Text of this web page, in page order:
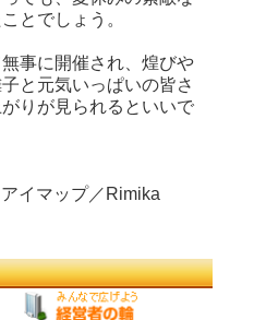
とでしょう。
事に開催され、煌びや
と元気いっぱいの皆さ
りが見られるといいで
イマップ／Rimika